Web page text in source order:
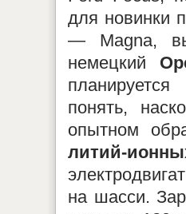
для новинки
— Magna,
немецкий
понять,
опытном
литий-
на шасси.